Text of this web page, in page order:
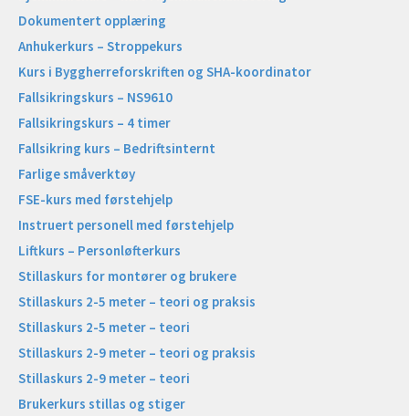
Dokumentert opplæring
Anhukerkurs – Stroppekurs
Kurs i Byggherreforskriften og SHA-koordinator
Fallsikringskurs – NS9610
Fallsikringskurs – 4 timer
Fallsikring kurs – Bedriftsinternt
Farlige småverktøy
FSE-kurs med førstehjelp
Instruert personell med førstehjelp
Liftkurs – Personløfterkurs
Stillaskurs for montører og brukere
Stillaskurs 2-5 meter – teori og praksis
Stillaskurs 2-5 meter – teori
Stillaskurs 2-9 meter – teori og praksis
Stillaskurs 2-9 meter – teori
Brukerkurs stillas og stiger